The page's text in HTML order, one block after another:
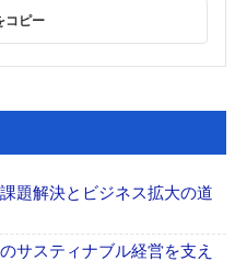
コピー
題解決とビジネス拡大の道
サスティナブル経営を支え